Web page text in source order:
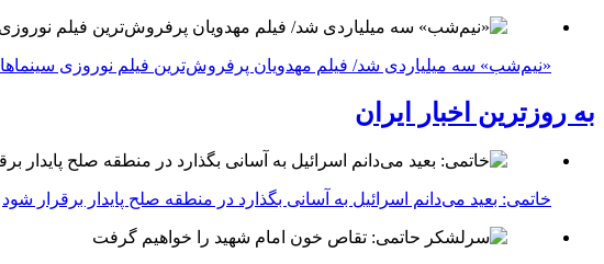
«نیم‌شب» سه میلیاردی شد/ فیلم مهدویان پرفروش‌ترین فیلم نوروزی سینماها
به روزترین اخبار ایران
خاتمی: بعید می‌دانم اسرائیل به آسانی بگذارد در منطقه صلح پایدار برقرار شود